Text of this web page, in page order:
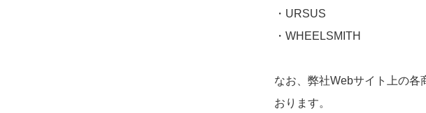
・URSUS
・WHEELSMITH
なお、弊社Webサイト上の各
おります。